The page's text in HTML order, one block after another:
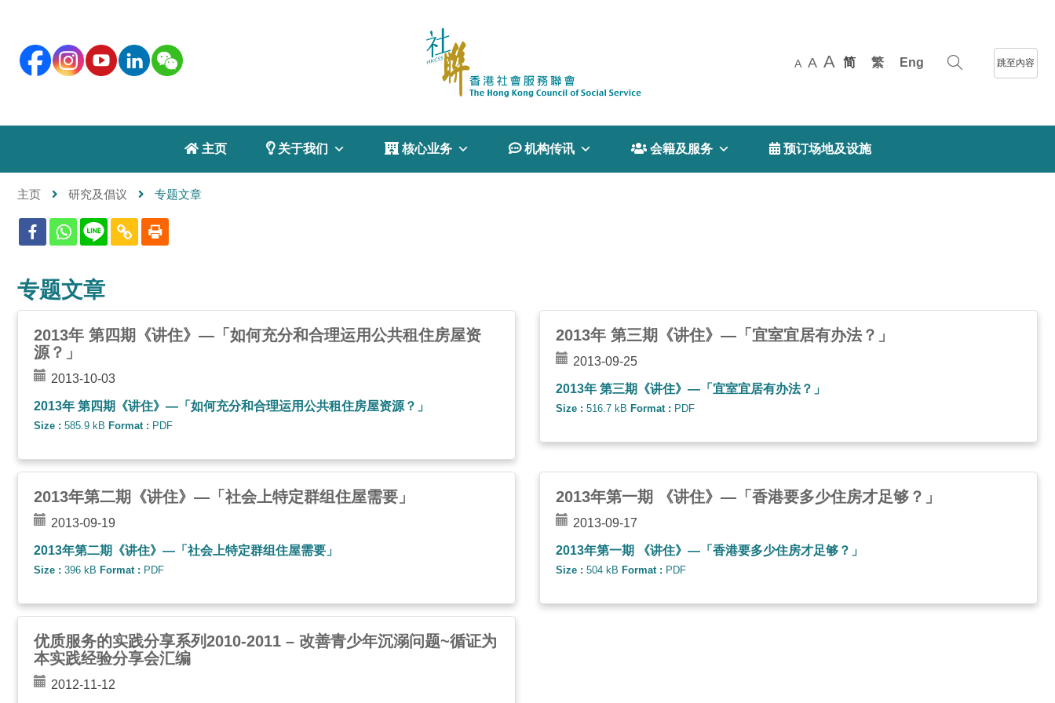
A A A 简 繁 Eng 跳至內容
 主页  关于我们  核心业务  机构传讯  会籍及服务  预订场地及设施
主页 研究及倡议 专题文章
专题文章
2013年 第四期《讲住》—「如何充分和合理运用公共租住房屋资
源？」
2013-10-03
2013年 第四期《讲住》—「如何充分和合理运用公共租住房屋资源？」
Size : 585.9 kB Format : PDF
2013年 第三期《讲住》—「宜室宜居有办法？」
2013-09-25
2013年 第三期《讲住》—「宜室宜居有办法？」
Size : 516.7 kB Format : PDF
2013年第二期《讲住》—「社会上特定群组住屋需要」
2013-09-19
2013年第二期《讲住》—「社会上特定群组住屋需要」
Size : 396 kB Format : PDF
2013年第一期 《讲住》—「香港要多少住房才足够？」
2013-09-17
2013年第一期 《讲住》—「香港要多少住房才足够？」
Size : 504 kB Format : PDF
优质服务的实践分享系列2010-2011 – 改善青少年沉溺问题~循证为
本实践经验分享会汇编
2012-11-12